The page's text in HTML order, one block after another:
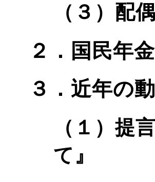
（３）配
２．国民年
３．近年の
（１）提
て』